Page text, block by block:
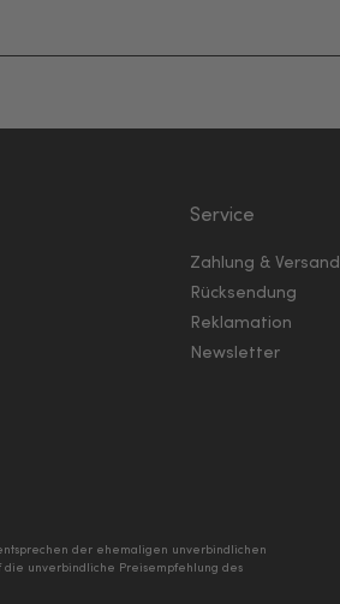
Service
Zahlung & Versand
Rücksendung
Reklamation
Newsletter
der ehemaligen unverbindlichen
unverbindliche Preisempfehlung des